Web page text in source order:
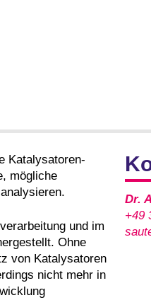
Katalysatoren-
mögliche
und im
Ohne
von Katalysatoren
nicht mehr in
Dr.
+49